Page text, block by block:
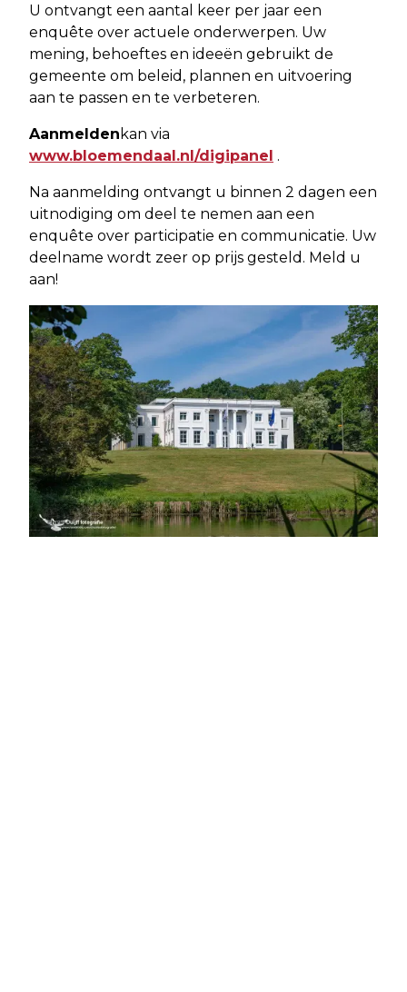
U ontvangt een aantal keer per jaar een
enquête over actuele onderwerpen. Uw
mening, behoeftes en ideeën gebruikt de
gemeente om beleid, plannen en uitvoering
aan te passen en te verbeteren.
Aanmelden kan via
www.bloemendaal.nl/digipanel .
Na aanmelding ontvangt u binnen 2 dagen een
uitnodiging om deel te nemen aan een
enquête over participatie en communicatie. Uw
deelname wordt zeer op prijs gesteld. Meld u
aan!